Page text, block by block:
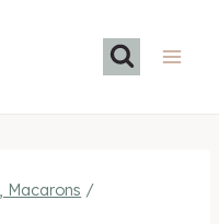
Macarons /